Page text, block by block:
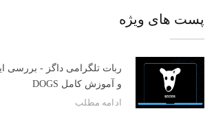
پست های ویژه
ربات تلگرامی داگز - بررسی
و آموزش کامل DOGS
ادامه مطلب